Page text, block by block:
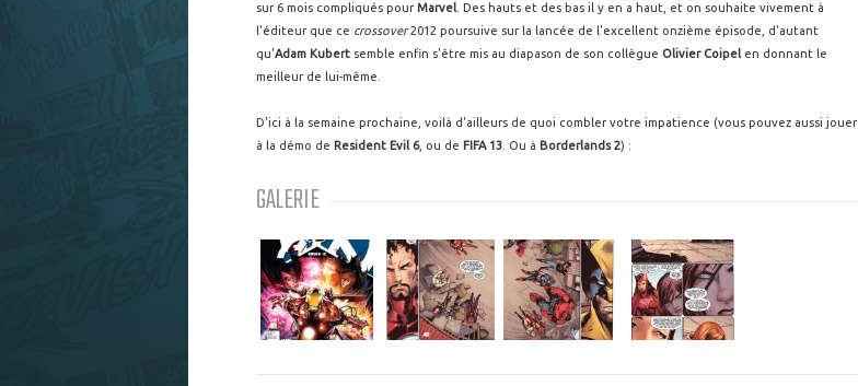
sur 6 mois compliqués pourMarvel . Des hauts et des bas il y en a haut, et on souhaite vivement à
l'éditeur que ce crossover2012 poursuive sur la lancée de l'excellent onzième épisode, d'autant
qu'Adam Kubert semble enfin s'être mis au diapason de son collègue Olivier Coipel en donnant le
meilleur de lui-même.
D'ici à la semaine prochaine, voilà d'ailleurs de quoi combler votre impatience (vous pouvez aussi jouer
à la démo de Resident Evil 6, ou de FIFA 13 . Ou à Borderlands 2) :
GALERIE